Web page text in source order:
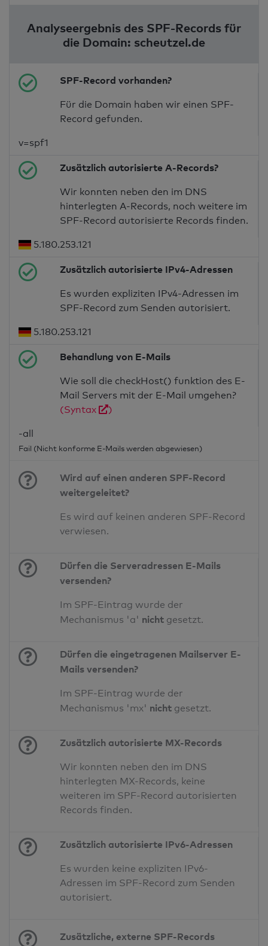
Analyseergebnis des SPF-Records für
die Domain: scheutzel.de
SPF-Record vorhanden?
Für die Domain haben wir einen SPF-
Record gefunden.
v=spf1
Zusätzlich autorisierte A-Records?
Wir konnten neben den im DNS
hinterlegten A-Records, noch weitere im
SPF-Record autorisierte Records finden.
5.180.253.121
Zusätzlich autorisierte IPv4-Adressen
Es wurden expliziten IPv4-Adressen im
SPF-Record zum Senden autorisiert.
5.180.253.121
Behandlung von E-Mails
Wie soll die checkHost() funktion des E-
Mail Servers mit der E-Mail umgehen?
(Syntax
)
-all
Fail (Nicht konforme E-Mails werden abgewiesen)
Wird auf einen anderen SPF-Record
weitergeleitet?
Es wird auf keinen anderen SPF-Record
verwiesen.
Dürfen die Serveradressen E-Mails
versenden?
Im SPF-Eintrag wurde der
Mechanismus 'a' nicht gesetzt.
Dürfen die eingetragenen Mailserver E-
Mails versenden?
Im SPF-Eintrag wurde der
Mechanismus 'mx' nicht gesetzt.
Zusätzlich autorisierte MX-Records
Wir konnten neben den im DNS
hinterlegten MX-Records, keine
weiteren im SPF-Record autorisierten
Records finden.
Zusätzlich autorisierte IPv6-Adressen
Es wurden keine expliziten IPv6-
Adressen im SPF-Record zum Senden
autorisiert.
Zusätzliche, externe SPF-Records